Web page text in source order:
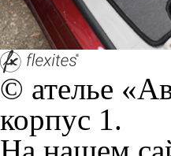
Положении
+7 (351)